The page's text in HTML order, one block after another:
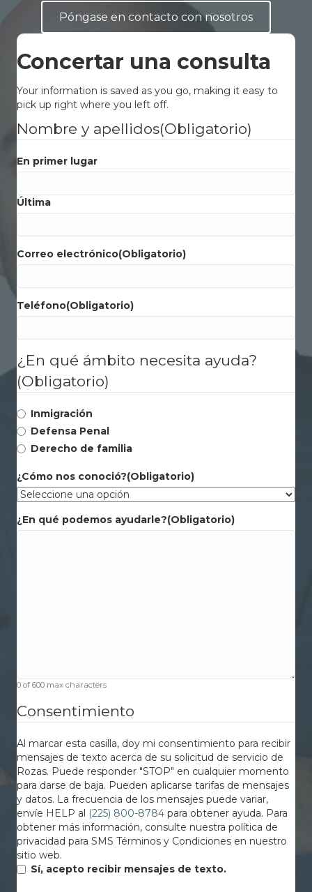
Póngase en contacto con nosotros
Concertar una consulta
Your information is saved as you go, making it easy to
pick up right where you left off.
Nombre y apellidos(Obligatorio)
En primer lugar
Última
Correo electrónico(Obligatorio)
Teléfono(Obligatorio)
¿En qué ámbito necesita ayuda?
(Obligatorio)
Inmigración
Defensa Penal
Derecho de familia
¿Cómo nos conoció?(Obligatorio)
¿En qué podemos ayudarle?(Obligatorio)
0 of 600 max characters
Consentimiento
Al marcar esta casilla, doy mi consentimiento para recibir
mensajes de texto acerca de su solicitud de servicio de
Rozas. Puede responder "STOP" en cualquier momento
para darse de baja. Pueden aplicarse tarifas de mensajes
y datos. La frecuencia de los mensajes puede variar,
envíe HELP al (225) 800-8784 para obtener ayuda. Para
obtener más información, consulte nuestra política de
privacidad para SMS Términos y Condiciones en nuestro
sitio web.
Sí, acepto recibir mensajes de texto.